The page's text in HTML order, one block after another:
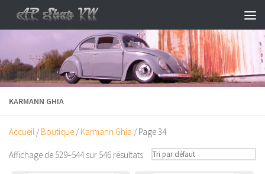
Skip to content
KARMANN GHIA
Accueil / Boutique / Karmann Ghia / Page 34
Affichage de 529–544 sur 546 résultats